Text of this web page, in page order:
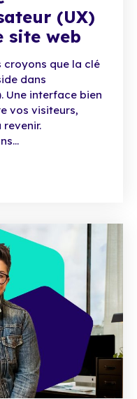
(UX)
site web
croyons que la clé
dans
Une interface bien
vos visiteurs,